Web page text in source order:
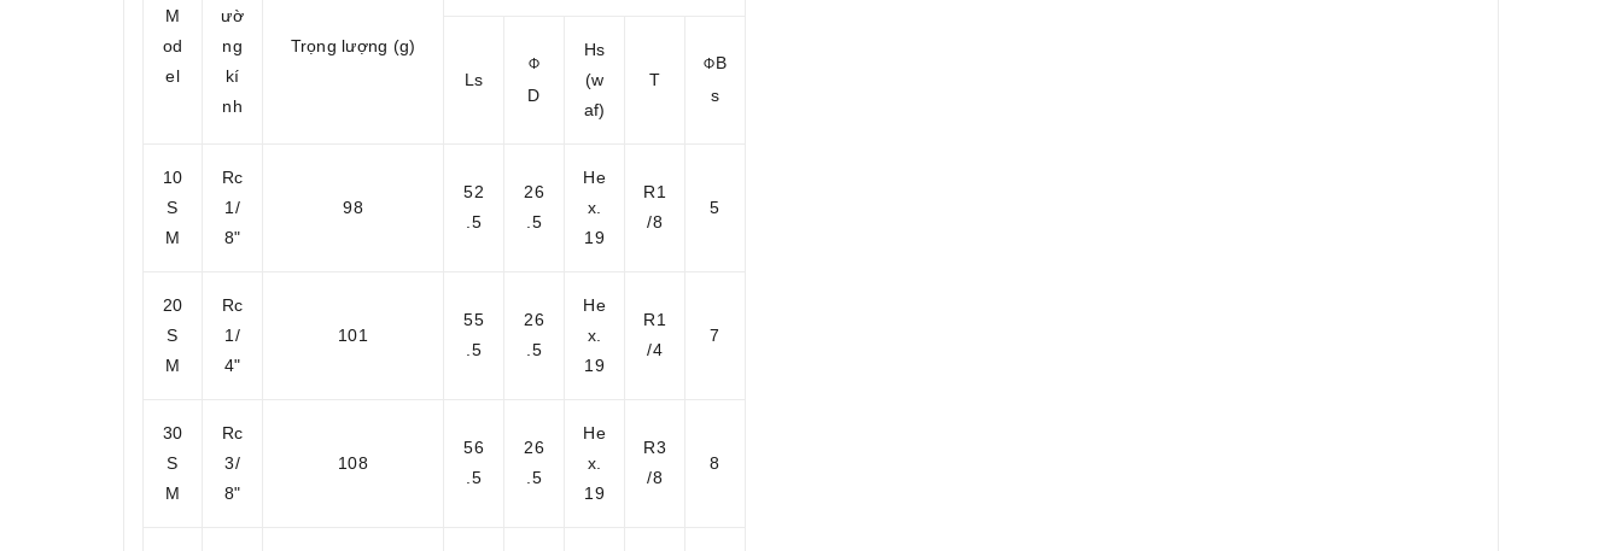
M
od
el
ườ
ng
kí
nh
Trọng lượng (g)
Ls
Φ
D
Hs
(w
af)
T
ΦB
s
10
S
M
Rc
1/
8"
98
52
.5
26
.5
He
x.
19
R1
/8
5
20
S
M
Rc
1/
4"
101
55
.5
26
.5
He
x.
19
R1
/4
7
30
S
M
Rc
3/
8"
108
56
.5
26
.5
He
x.
19
R3
/8
8